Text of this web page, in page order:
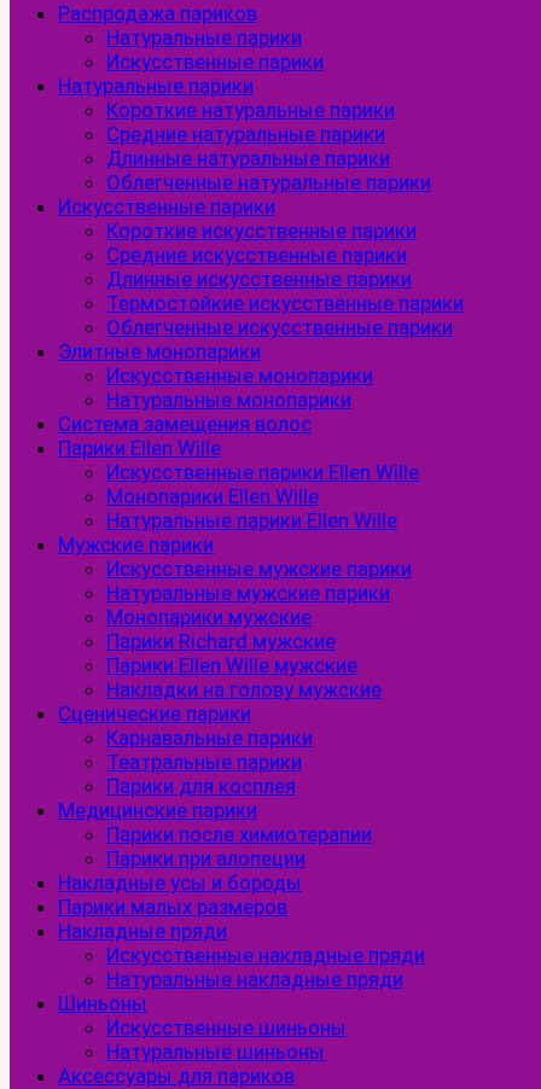
Распродажа париков
Натуральные парики
Искусственные парики
Натуральные парики
Короткие натуральные парики
Средние натуральные парики
Длинные натуральные парики
Облегченные натуральные парики
Искусственные парики
Короткие искусственные парики
Средние искусственные парики
Длинные искусственные парики
Термостойкие искусственные парики
Облегченные искусственные парики
Элитные монопарики
Искусственные монопарики
Натуральные монопарики
Система замещения волос
Парики Ellen Wille
Искусственные парики Ellen Wille
Монопарики Ellen Wille
Натуральные парики Ellen Wille
Мужские парики
Искусственные мужские парики
Натуральные мужские парики
Монопарики мужские
Парики Richard мужские
Парики Ellen Wille мужские
Накладки на голову мужские
Сценические парики
Карнавальные парики
Театральные парики
Парики для косплея
Медицинские парики
Парики после химиотерапии
Парики при алопеции
Накладные усы и бороды
Парики малых размеров
Накладные пряди
Искусственные накладные пряди
Натуральные накладные пряди
Шиньоны
Искусственные шиньоны
Натуральные шиньоны
Аксессуары для париков